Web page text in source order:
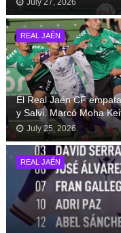
July 27, 2026
REAL JAÉN
El Real Jaén CF
y Salvi. Marcó Moha
July 25, 2026
REAL JAÉN